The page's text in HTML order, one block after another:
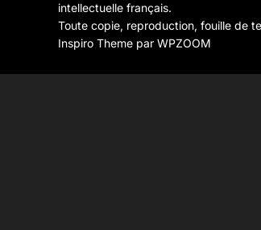
intellectuelle français.
Toute copie, reproduction, fouille de
Inspiro Theme par WPZOOM